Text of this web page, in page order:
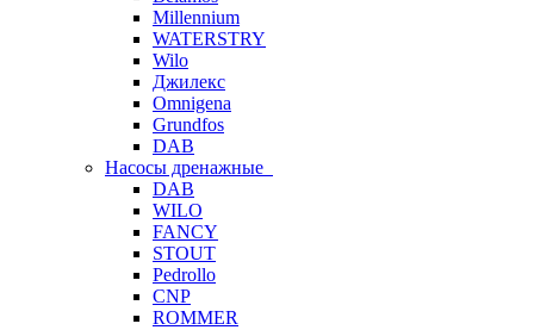
Millennium
WATERSTRY
Wilo
Джилекс
Omnigena
Grundfos
DAB
Насосы дренажные
DAB
WILO
FANCY
STOUT
Pedrollo
CNP
ROMMER